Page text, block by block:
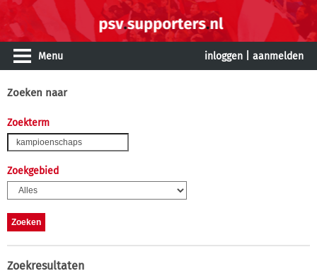
Menu inloggen aanmelden
Zoeken naar
Zoekterm
Zoekgebied
Zoekresultaten